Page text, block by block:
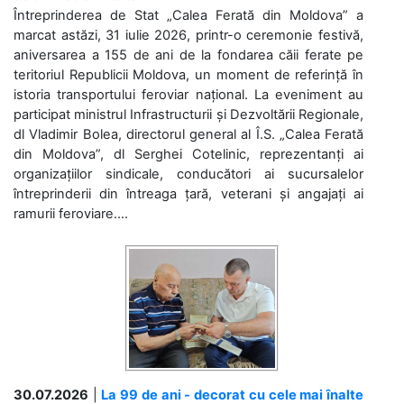
Întreprinderea de Stat „Calea Ferată din Moldova” a
marcat astăzi, 31 iulie 2026, printr-o ceremonie festivă,
aniversarea a 155 de ani de la fondarea căii ferate pe
teritoriul Republicii Moldova, un moment de referință în
istoria transportului feroviar național. La eveniment au
participat ministrul Infrastructurii și Dezvoltării Regionale,
dl Vladimir Bolea, directorul general al Î.S. „Calea Ferată
din Moldova”, dl Serghei Cotelinic, reprezentanți ai
organizațiilor sindicale, conducători ai sucursalelor
întreprinderii din întreaga țară, veterani și angajați ai
ramurii feroviare....
30.07.2026
La 99 de ani - decorat cu cele mai înalte